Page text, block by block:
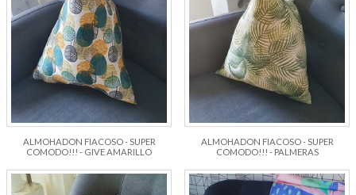
ALMOHADON FIACOSO - SUPER
COMODO!!! - GIVE AMARILLO
ALMOHADON FIACOSO - SUPER
COMODO!!! - PALMERAS